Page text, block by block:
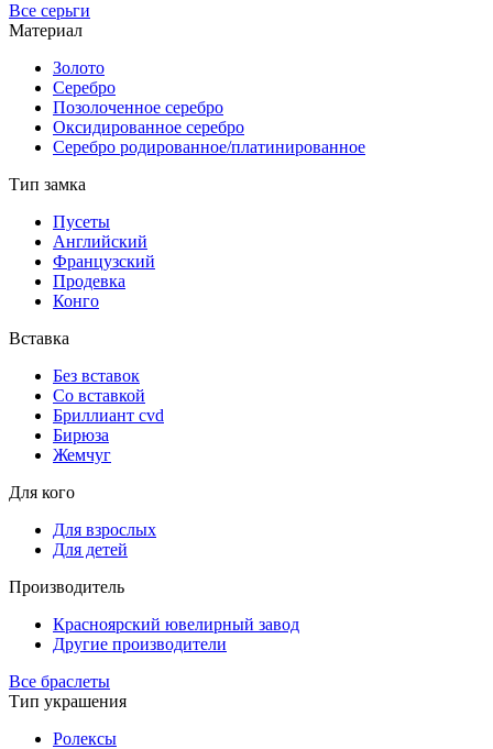
Все серьги
Материал
Золото
Серебро
Позолоченное серебро
Оксидированное серебро
Серебро родированное/платинированное
Тип замка
Пусеты
Английский
Французский
Продевка
Конго
Вставка
Без вставок
Со вставкой
Бриллиант cvd
Бирюза
Жемчуг
Для кого
Для взрослых
Для детей
Производитель
Красноярский ювелирный завод
Другие производители
Все браслеты
Тип украшения
Ролексы